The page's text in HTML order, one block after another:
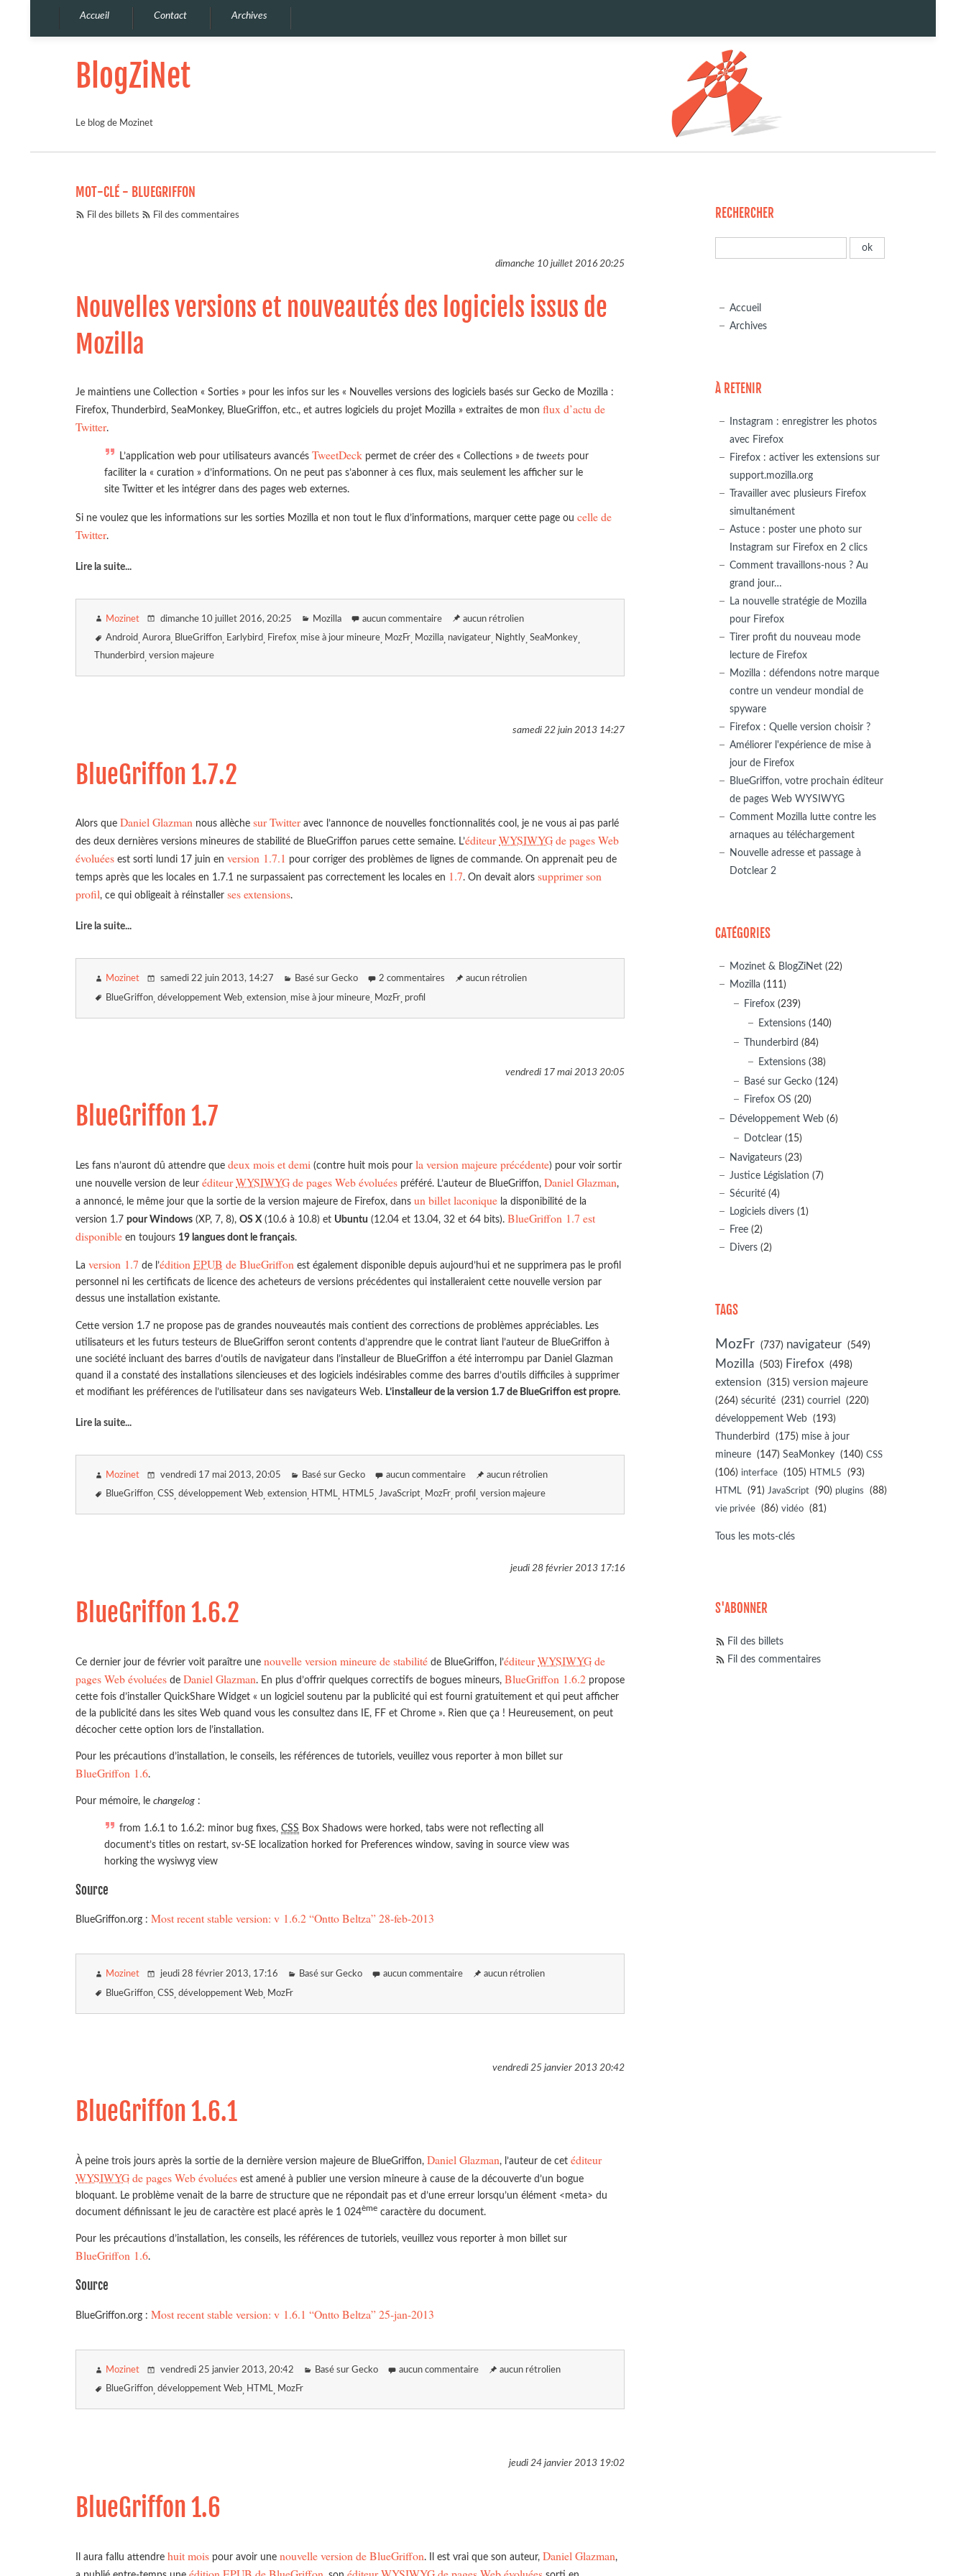
Accueil Contact Archives
BlogZiNet
Le blog de Mozinet
MOT-CLÉ - BLUEGRIFFON
Fil des billets Fil des commentaires
dimanche 10 juillet 2016 20:25
Nouvelles versions et nouveautés des logiciels issus de
Mozilla
Je maintiens une Collection « Sorties » pour les infos sur les « Nouvelles versions des logiciels basés sur Gecko de Mozilla :
Firefox, Thunderbird, SeaMonkey, BlueGriffon, etc., et autres logiciels du projet Mozilla » extraites de mon flux d’actu de
Twitter.
L’application web pour utilisateurs avancés TweetDeck permet de créer des « Collections » de tweets pour
faciliter la « curation » d’informations. On ne peut pas s’abonner à ces flux, mais seulement les afficher sur le
site Twitter et les intégrer dans des pages web externes.
Si ne voulez que les informations sur les sorties Mozilla et non tout le flux d’informations, marquer cette page ou celle de
Twitter.
Lire la suite...
Mozinet dimanche 10 juillet 2016, 20:25 Mozilla aucun commentaire aucun rétrolien
Android Aurora BlueGriffon Earlybird Firefox mise à jour mineure MozFr Mozilla navigateur Nightly SeaMonkey
Thunderbird version majeure
samedi 22 juin 2013 14:27
BlueGriffon 1.7.2
Alors que Daniel Glazman nous allèche sur Twitteravec l’annonce de nouvelles fonctionnalités cool, je ne vous ai pas parlé
des deux dernières versions mineures de stabilité de BlueGriffon parues cette semaine. L’éditeurWYSIWYGde pages Web
évoluées est sorti lundi 17 juin en version 1.7.1 pour corriger des problèmes de lignes de commande. On apprenait peu de
temps après que les locales en 1.7.1 ne surpassaient pas correctement les locales en 1.7. On devait alors supprimer son
profil, ce qui obligeait à réinstaller ses extensions.
Lire la suite...
Mozinet samedi 22 juin 2013, 14:27 Basé sur Gecko 2 commentaires aucun rétrolien
BlueGriffon développement Web extension mise à jour mineure MozFr profil
vendredi 17 mai 2013 20:05
BlueGriffon 1.7
Les fans n’auront dû attendre que deux mois et demi (contre huit mois pour la version majeure précédente) pour voir sortir
une nouvelle version de leur éditeurWYSIWYGde pages Web évoluées préféré. L’auteur de BlueGriffon, Daniel Glazman,
a annoncé, le même jour que la sortie de la version majeure de Firefox, dans un billet laconique la disponibilité de la
version 1.7 pour Windows (XP, 7, 8), OS X(10.6 à 10.8) et Ubuntu (12.04 et 13.04, 32 et 64 bits). BlueGriffon 1.7 est
disponible en toujours 19 langues dont le français.
La version 1.7 de l’éditionEPUB de BlueGriffon est également disponible depuis aujourd’hui et ne supprimera pas le profil
personnel ni les certificats de licence des acheteurs de versions précédentes qui installeraient cette nouvelle version par
dessus une installation existante.
Cette version 1.7 ne propose pas de grandes nouveautés mais contient des corrections de problèmes appréciables. Les
utilisateurs et les futurs testeurs de BlueGriffon seront contents d’apprendre que le contrat liant l’auteur de BlueGriffon à
une société incluant des barres d’outils de navigateur dans l’installeur de BlueGriffon a été interrompu par Daniel Glazman
quand il a constaté des installations silencieuses et des logiciels indésirables comme des barres d’outils difficiles à supprimer
et modifiant les préférences de l’utilisateur dans ses navigateurs Web. L’installeur de la version 1.7 de BlueGriffon est propre.
Lire la suite...
Mozinet vendredi 17 mai 2013, 20:05 Basé sur Gecko aucun commentaire aucun rétrolien
BlueGriffon CSS développement Web extension HTML HTML5 JavaScript MozFr profil version majeure
jeudi 28 février 2013 17:16
BlueGriffon 1.6.2
Ce dernier jour de février voit paraître une nouvelle version mineure de stabilité de BlueGriffon, l’éditeurWYSIWYGde
pages Web évoluées de Daniel Glazman. En plus d’offrir quelques correctifs de bogues mineurs, BlueGriffon 1.6.2 propose
cette fois d’installer QuickShare Widget « un logiciel soutenu par la publicité qui est fourni gratuitement et qui peut afficher
de la publicité dans les sites Web quand vous les consultez dans IE, FF et Chrome ». Rien que ça ! Heureusement, on peut
décocher cette option lors de l’installation.
Pour les précautions d’installation, le conseils, les références de tutoriels, veuillez vous reporter à mon billet sur
BlueGriffon 1.6.
Pour mémoire, le changelog :
from 1.6.1 to 1.6.2: minor bug fixes, CSS Box Shadows were horked, tabs were not reflecting all
document’s titles on restart, sv-SE localization horked for Preferences window, saving in source view was
horking the wysiwyg view
Source
BlueGriffon.org : Most recent stable version: v 1.6.2 “Ontto Beltza” 28-feb-2013
Mozinet jeudi 28 février 2013, 17:16 Basé sur Gecko aucun commentaire aucun rétrolien
BlueGriffon CSS développement Web MozFr
vendredi 25 janvier 2013 20:42
BlueGriffon 1.6.1
À peine trois jours après la sortie de la dernière version majeure de BlueGriffon, Daniel Glazman, l’auteur de cet éditeur
WYSIWYGde pages Web évoluées est amené à publier une version mineure à cause de la découverte d’un bogue
bloquant. Le problème venait de la barre de structure que ne répondait pas et d’une erreur lorsqu’un élément <meta> du
document définissant le jeu de caractère est placé après le 1 024ème caractère du document.
Pour les précautions d’installation, les conseils, les références de tutoriels, veuillez vous reporter à mon billet sur
BlueGriffon 1.6.
Source
BlueGriffon.org : Most recent stable version: v 1.6.1 “Ontto Beltza” 25-jan-2013
Mozinet vendredi 25 janvier 2013, 20:42 Basé sur Gecko aucun commentaire aucun rétrolien
BlueGriffon développement Web HTML MozFr
jeudi 24 janvier 2013 19:02
BlueGriffon 1.6
Il aura fallu attendre huit mois pour avoir une nouvelle version de BlueGriffon. Il est vrai que son auteur, Daniel Glazman,
RECHERCHER
Accueil
Archives
À RETENIR
Instagram : enregistrer les photos
avec Firefox
Firefox : activer les extensions sur
support.mozilla.org
Travailler avec plusieurs Firefox
simultanément
Astuce : poster une photo sur
Instagram sur Firefox en 2 clics
Comment travaillons-nous ? Au
grand jour…
La nouvelle stratégie de Mozilla
pour Firefox
Tirer profit du nouveau mode
lecture de Firefox
Mozilla : défendons notre marque
contre un vendeur mondial de
spyware
Firefox : Quelle version choisir ?
Améliorer l'expérience de mise à
jour de Firefox
BlueGriffon, votre prochain éditeur
de pages Web WYSIWYG
Comment Mozilla lutte contre les
arnaques au téléchargement
Nouvelle adresse et passage à
Dotclear 2
CATÉGORIES
Mozinet & BlogZiNet (22)
Mozilla (111)
Firefox (239)
Extensions (140)
Thunderbird (84)
Extensions (38)
Basé sur Gecko (124)
Firefox OS (20)
Développement Web (6)
Dotclear (15)
Navigateurs (23)
Justice Législation (7)
Sécurité (4)
Logiciels divers (1)
Free (2)
Divers (2)
TAGS
MozFr (737) navigateur (549)
Mozilla (503) Firefox (498)
extension (315)version majeure
(264)sécurité (231)courriel
(220)
développement Web (193)
Thunderbird (175) mise à jour
mineure (147)SeaMonkey (140)CSS
(106)interface (105) HTML5 (93)
HTML (91) JavaScript (90) plugins (88)
vie privée (86)vidéo (81)
Tous les mots-clés
S'ABONNER
Fil des billets
Fil des commentaires